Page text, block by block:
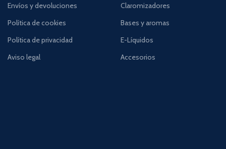
Envíos y devoluciones
Política de cookies
Política de privacidad
Aviso legal
Claromizadores
Bases y aromas
E-Líquidos
Accesorios